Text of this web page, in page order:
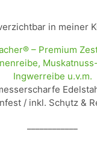
in meiner
– Premium
Ingwerreibe u.v.m.
/ inkl. Schụtz &